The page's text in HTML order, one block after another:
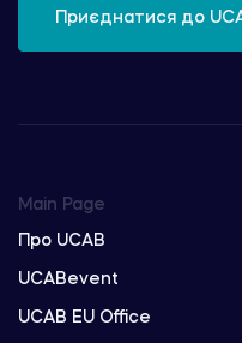
Приєднатися до
Main Page
Про UCAB
UCABevent
UCAB EU Office